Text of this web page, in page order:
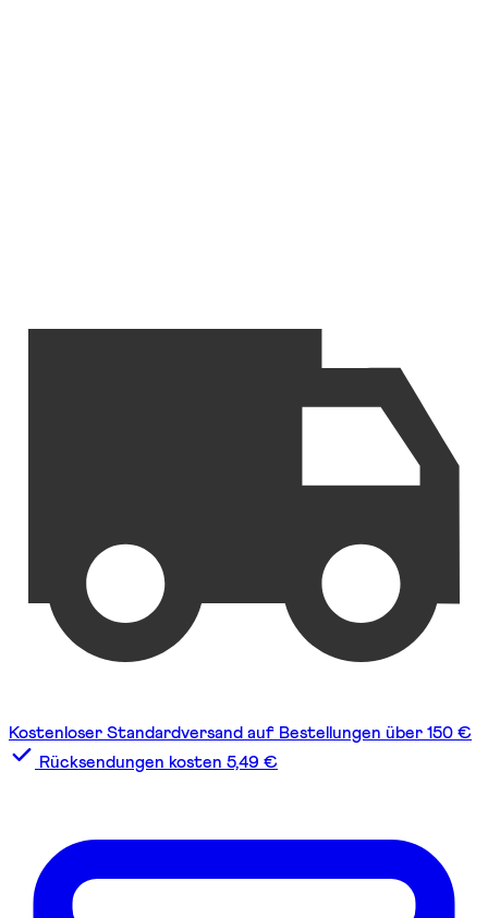
Kostenloser Standardversand auf Bestellungen über 150 €
Rücksendungen kosten 5,49 €